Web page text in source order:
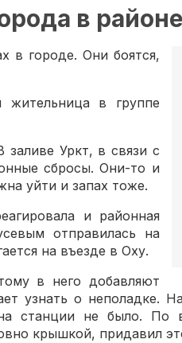
в районе
в городе. Они боятся,
в группе
Уркт, в связи с
сбросы. Они-то и
уйти и запах тоже.
и районная
отправилась на
на въезде в Оху.
в него добавляют
узнать о неполадке.
станции не было.
крышкой, придавил